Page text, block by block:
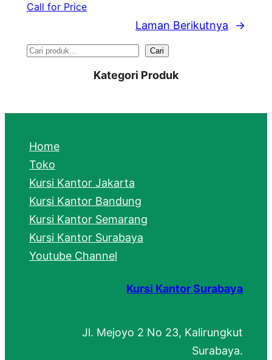
Call for Price
Laman Berikutnya →
S
r
h
Cari
Kategori Produk
Home
Toko
Kursi Kantor Jakarta
Kursi Kantor Bandung
Kursi Kantor Semarang
Kursi Kantor Surabaya
Youtube Channel
Kursi Kantor Surabaya
Jl. Mejoyo 2 No 23, Kalirungkut
Surabaya.